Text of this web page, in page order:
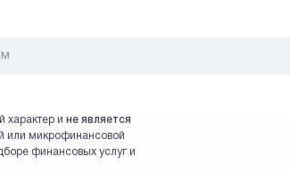
характер и не является
или микрофинансовой
финансовых услуг и